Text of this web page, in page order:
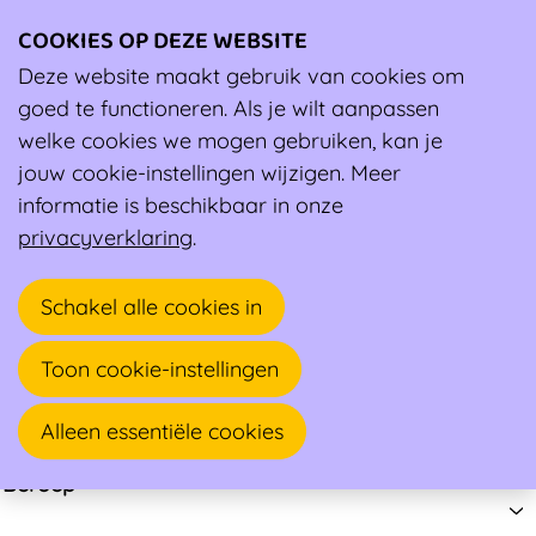
Vind een ambassadeur
Vind een ambassadeur
Zoek
Adres
Expert
Beroep
COOKIES OP DEZE WEBSITE
Deze website maakt gebruik van cookies om
goed te functioneren. Als je wilt aanpassen
welke cookies we mogen gebruiken, kan je
jouw cookie-instellingen wijzigen. Meer
informatie is beschikbaar in onze
privacyverklaring.
Schakel alle cookies in
Toon cookie-instellingen
Alleen essentiële cookies